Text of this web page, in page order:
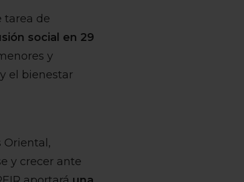
tarea de
social en 29
y
el bienestar
Oriental,
y crecer ante